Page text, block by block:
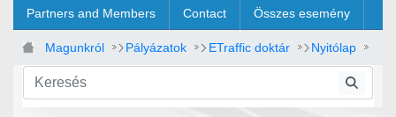
Partners and Members Contact Összes esemény
Magunkról Pályázatok ETraffic doktár Nyitólap
Modultervek